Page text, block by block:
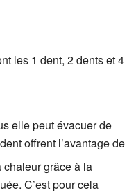
les 1 dent, 2 dents et 4
elle peut évacuer de
offrent l’avantage de
grâce à la
C’est pour cela